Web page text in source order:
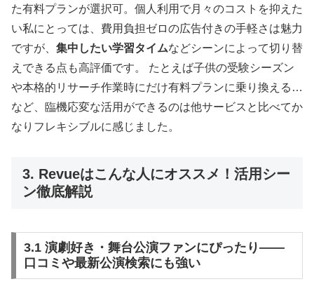
た有料プランが選択可。個人利用で月々のコストを抑えた
い私にとっては、費用負担ゼロの広告付きの手軽さは魅力
ですが、 集中したい学習タイムなどシーンによって切り替
えできる点も高評価です。 たとえば子供の受験シーズン
や本格的リサーチ作業時にだけ有料プランに乗り換える…
など、臨機応変な活用ができるのは他サービスと比べてか
なりフレキシブルに感じました。
3. Revueはこんな人にオススメ！活用シー
ン徹底解説
3.1 演劇好き・舞台公演ファンにぴったり——
口コミや最新公演検索にも強い